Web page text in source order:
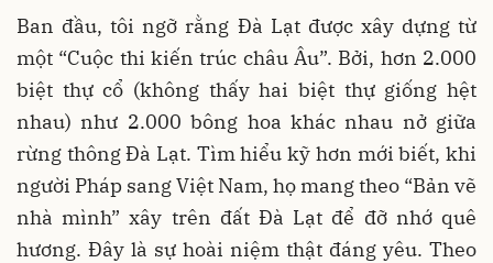
Ban đầu, tôi ngỡ rằng Đà Lạt được xây dựng từ
một “Cuộc thi kiến trúc châu Âu”. Bởi, hơn 2.000
biệt thự cổ (không thấy hai biệt thự giống hệt
nhau) như 2.000 bông hoa khác nhau nở giữa
rừng thông Đà Lạt. Tìm hiểu kỹ hơn mới biết, khi
người Pháp sang Việt Nam, họ mang theo “Bản vẽ
nhà mình” xây trên đất Đà Lạt để đỡ nhớ quê
hương. Đây là sự hoài niệm thật đáng yêu. Theo